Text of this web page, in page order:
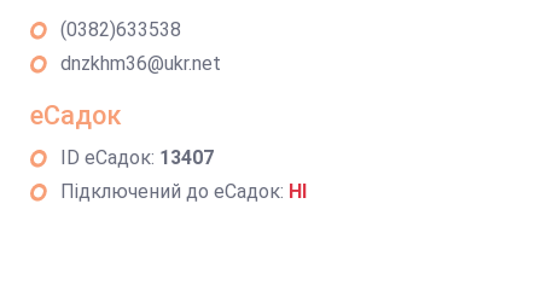
(0382)633538
dnzkhm36@ukr.net
еСадок
ID еСадок: 13407
Підключений до еСадок: НІ